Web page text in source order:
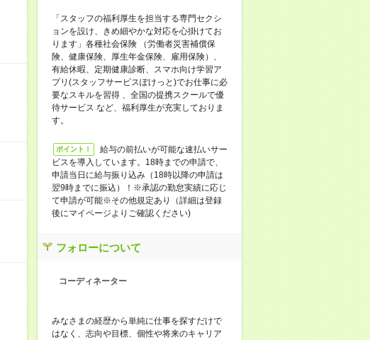
「スタッフの福利厚生を担当する専門セクシ
ョンを設け、きめ細やかな対応を心掛けてお
ります」各種社会保険 （労働者災害補償保
険、健康保険、厚生年金保険、雇用保険）、
有給休暇、定期健康診断、スマホ向け学習ア
プリ(スタッフサービスぽけっと)でお仕事に必
要なスキルを習得 、全国の提携スクールで優
待サービス など、福利厚生が充実しておりま
す。
ポイント！
給与の前払いが可能な速払いサー
ビスを導入しています。18時までの申請で、
申請当日に給与振り込み（18時以降の申請は
翌9時までに振込）！※承認の勤怠実績に応じ
て申請が可能※その他規定あり（詳細は登録
後にマイページよりご確認ください)
フォローについて
コーディネーター
みなさまの経歴から単純に仕事を探すだけで
はなく、志向や目標、個性や将来のキャリア